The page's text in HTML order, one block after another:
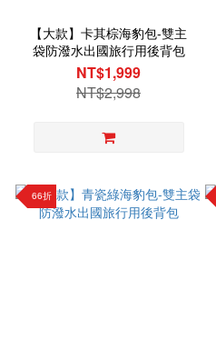
【大款】卡其棕海豹包-雙主
袋防潑水出國旅行用後背包
NT$1,999
NT$2,998
66折